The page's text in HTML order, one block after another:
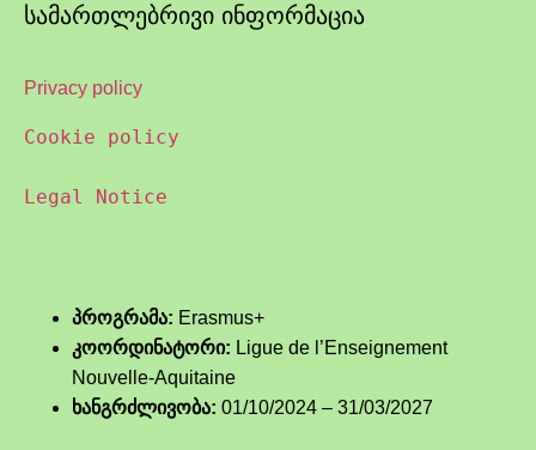
სამართლებრივი ინფორმაცია
Privacy policy
Cookie policy
Legal Notice
პროგრამა: Erasmus+
კოორდინატორი: Ligue de l’Enseignement
Nouvelle-Aquitaine
ხანგრძლივობა: 01/10/2024 – 31/03/2027